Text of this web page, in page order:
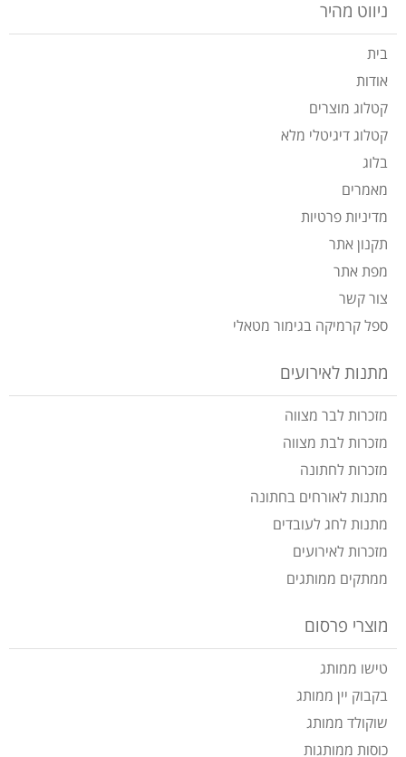
ניווט מהיר
בית
אודות
קטלוג מוצרים
קטלוג דיגיטלי מלא
בלוג
מאמרים
מדיניות פרטיות
תקנון אתר
מפת אתר
צור קשר
ספל קרמיקה בגימור מטאלי
מתנות לאירועים
מזכרות לבר מצווה
מזכרות לבת מצווה
מזכרות לחתונה
מתנות לאורחים בחתונה
מתנות לחג לעובדים
מזכרות לאירועים
ממתקים ממותגים
מוצרי פרסום
טישו ממותג
בקבוק יין ממותג
שוקולד ממותג
כוסות ממותגות